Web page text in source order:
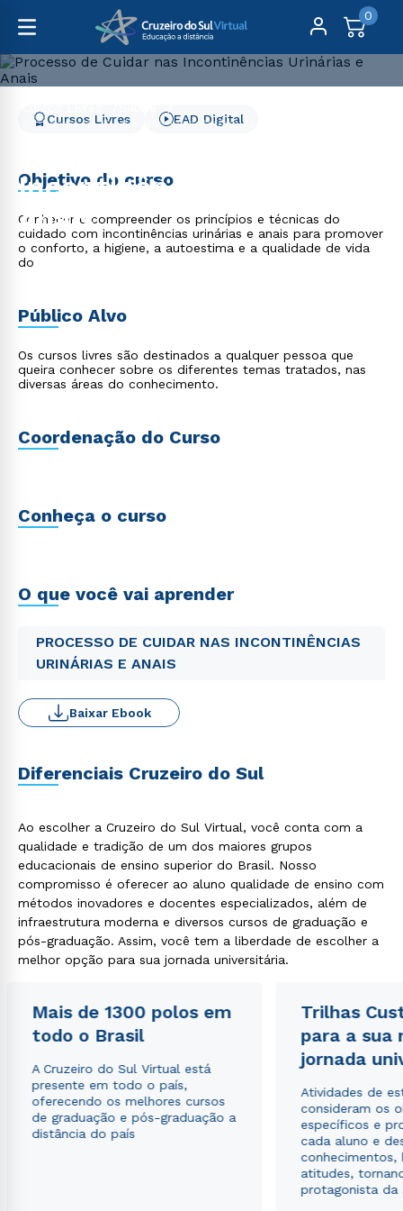
0
Processo de Cuidar nas Incontinências Urinárias e Anais
Incontinências Urinárias e
Anais
Cursos Livres EAD Digital
Objetivo do curso
Conhecer e compreender os princípios e técnicas do
cuidado com incontinências urinárias e anais para promover
o conforto, a higiene, a autoestima e a qualidade de vida
do
Público Alvo
Os cursos livres são destinados a qualquer pessoa que
queira conhecer sobre os diferentes temas tratados, nas
diversas áreas do conhecimento.
Coordenação do Curso
Conheça o curso
O que você vai aprender
PROCESSO DE CUIDAR NAS INCONTINÊNCIAS
URINÁRIAS E ANAIS
Baixar Ebook
Diferenciais Cruzeiro do Sul
Ao escolher a Cruzeiro do Sul Virtual, você conta com a
qualidade e tradição de um dos maiores grupos
educacionais de ensino superior do Brasil. Nosso
compromisso é oferecer ao aluno qualidade de ensino com
métodos inovadores e docentes especializados, além de
infraestrutura moderna e diversos cursos de graduação e
pós-graduação. Assim, você tem a liberdade de escolher a
melhor opção para sua jornada universitária.
Mais de 1300 polos em
todo o Brasil
A Cruzeiro do Sul Virtual está
presente em todo o país,
oferecendo os melhores cursos
de graduação e pós-graduação a
distância do país
Trilhas
para a sua
jornada
Atividades de
consideram os
específicos e
cada aluno e
conhecimentos,
atitudes,
protagonista da
Rápido e fácil
WhatsApp